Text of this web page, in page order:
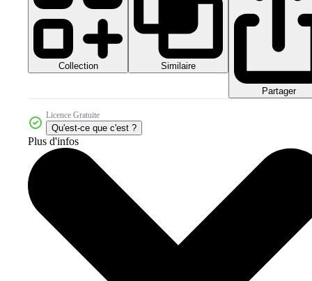
Collection Similaire
Partager
Licence Gratuite
Qu'est-ce que c'est ?
Plus d'infos